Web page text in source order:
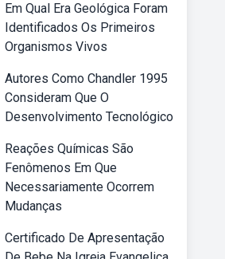
Em Qual Era Geológica Foram
Identificados Os Primeiros
Organismos Vivos
Autores Como Chandler 1995
Consideram Que O
Desenvolvimento Tecnológico
Reações Químicas São
Fenômenos Em Que
Necessariamente Ocorrem
Mudanças
Certificado De Apresentação